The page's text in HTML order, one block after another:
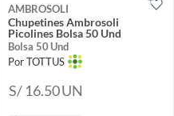
AMBROSOLI
Chupetines Ambrosoli
Picolines Bolsa 50 Und
Bolsa 50 Und
Por TOTTUS
S/ 16.50UN